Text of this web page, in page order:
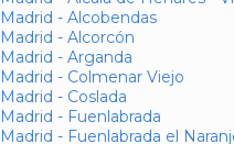
Madrid - Alcobendas
Madrid - Alcorcón
Madrid - Arganda
Madrid - Colmenar Viejo
Madrid - Coslada
Madrid - Fuenlabrada
Madrid - Fuenlabrada el